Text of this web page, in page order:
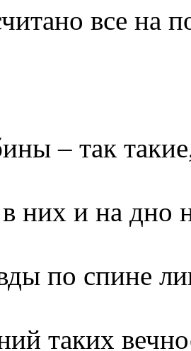
все на
– так
них и на дно
по спине
таких